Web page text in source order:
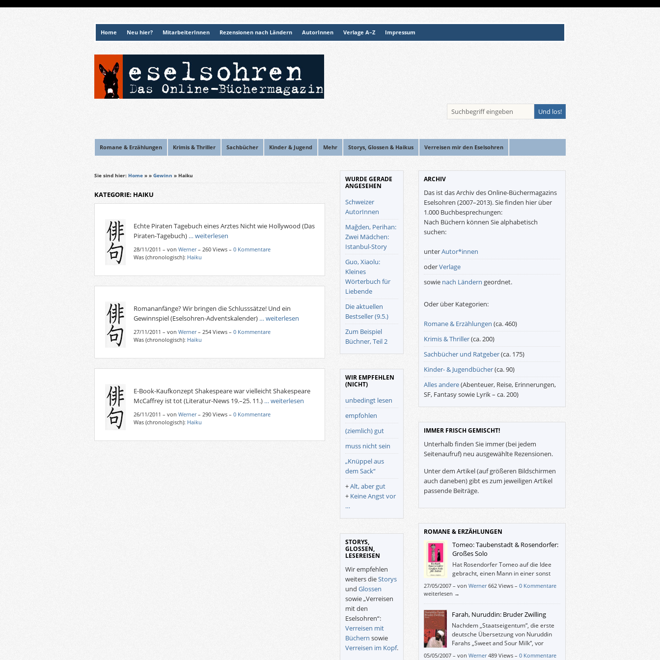
Home Neu hier? MitarbeiterInnen Rezensionen nach Ländern AutorInnen Verlage A–Z Impressum
Romane & Erzählungen Krimis & Thriller Sachbücher Kinder & Jugend Mehr Storys, Glossen & Haikus Verreisen mir den Eselsohren
Sie sind hier: Home » » Gewinn » Haiku
KATEGORIE: HAIKU
Echte Piraten Tagebuch eines Arztes Nicht wie Hollywood (Das
Piraten-Tagebuch) … weiterlesen
28/11/2011 – von Werner– 260 Views – 0 Kommentare
Was (chronologisch): Haiku
Romananfänge? Wir bringen die Schlusssätze! Und ein
Gewinnspiel (Eselsohren-Adventskalender) … weiterlesen
27/11/2011 – von Werner– 254 Views – 0 Kommentare
Was (chronologisch): Haiku
E-Book-Kaufkonzept Shakespeare war vielleicht Shakespeare
McCaffrey ist tot (Literatur-News 19.–25. 11.) … weiterlesen
26/11/2011 – von Werner– 290 Views – 0 Kommentare
Was (chronologisch): Haiku
WURDE GERADE
ANGESEHEN
Schweizer
AutorInnen
Mağden, Perihan:
Zwei Mädchen:
Istanbul-Story
Guo, Xiaolu:
Kleines
Wörterbuch für
Liebende
Die aktuellen
Bestseller (9.5.)
Zum Beispiel
Büchner, Teil 2
WIR EMPFEHLEN
(NICHT)
unbedingt lesen
empfohlen
(ziemlich) gut
muss nicht sein
„Knüppel aus
dem Sack“
+Alt, aber gut
+ Keine Angst vor
…
STORYS,
GLOSSEN,
LESEREISEN
Wir empfehlen
weiters dieStorys
und Glossen
sowie „Verreisen
mit den
Eselsohren“:
Verreisen mit
Büchern sowie
Verreisen im Kopf.
ARCHIV
Das ist das Archiv des Online-Büchermagazins
Eselsohren (2007–2013). Sie finden hier über
1.000 Buchbesprechungen:
Nach Büchern können Sie alphabetisch
suchen:
unterAutor*innen
oderVerlage
sowie nach Ländern geordnet.
Oder über Kategorien:
Romane & Erzählungen (ca. 460)
Krimis & Thriller(ca. 200)
Sachbücher und Ratgeber(ca. 175)
Kinder- & Jugendbücher(ca. 90)
Alles andere(Abenteuer, Reise, Erinnerungen,
SF, Fantasy sowie Lyrik – ca. 200)
IMMER FRISCH GEMISCHT!
Unterhalb finden Sie immer (bei jedem
Seitenaufruf) neu ausgewählte Rezensionen.
Unter dem Artikel (auf größeren Bildschirmen
auch daneben) gibt es zum jeweiligen Artikel
passende Beiträge.
ROMANE & ERZÄHLUNGEN
Tomeo: Taubenstadt & Rosendorfer:
Großes Solo
Hat Rosendorfer Tomeo auf die Idee
gebracht, einen Mann in einer sonst
menschenleeren Stadt (oder Welt)
aufwachen zu lassen, oder sind die beiden
Idee gekommen?
27/05/2007 – von Werner 662 Views – 0 Kommentare
weiterlesen →
Farah, Nuruddin: Bruder Zwilling
Nachdem „Staatseigentum“, die erste
deutsche Übersetzung von Nuruddin
Farahs „Sweet and Sour Milk“, vor
zwanzig Jahren nicht sonderlich
05/05/2007 – von Werner 489 Views – 0 Kommentare